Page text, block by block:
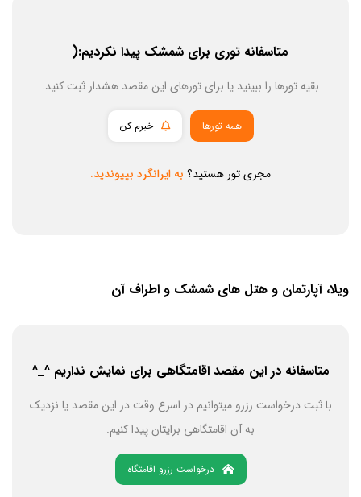
متاسفانه توری برای شمشک پیدا نکردیم:(
بقیه تورها را ببینید یا برای تورهای این مقصد هشدار ثبت کنید.
همه تورها خبرم کن
مجری تور هستید؟ به ایرانگرد بپیوندید.
ویلا، آپارتمان و هتل های شمشک و اطراف آن
متاسفانه در این مقصد اقامتگاهی برای نمایش نداریم ^_^
با ثبت درخواست رزرو میتوانیم در اسرع وقت در این مقصد یا نزدیک
به آن اقامتگاهی برایتان پیدا کنیم.
درخواست رزرو اقامتگاه